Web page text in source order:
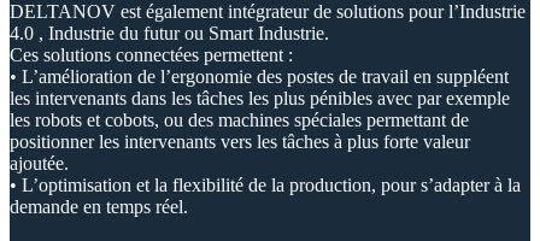
DELTANOV est également intégrateur de solutions pour l’Industrie
4.0 , Industrie du futur ou Smart Industrie.
Ces solutions connectées permettent :
• L’amélioration de l’ergonomie des postes de travail en suppléent
les intervenants dans les tâches les plus pénibles avec par exemple
les robots et cobots, ou des machines spéciales permettant de
positionner les intervenants vers les tâches à plus forte valeur
ajoutée.
• L’optimisation et la flexibilité de la production, pour s’adapter à la
demande en temps réel.